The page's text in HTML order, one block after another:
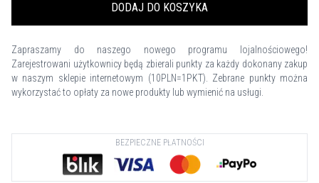
DODAJ DO KOSZYKA
Zapraszamy do naszego nowego programu lojalnościowego!
Zarejestrowani użytkownicy będą zbierali punkty za każdy dokonany zakup
w naszym sklepie internetowym (10PLN=1PKT). Zebrane punkty można
wykorzystać to opłaty za nowe produkty lub wymienić na usługi.
BEZPIECZNE PŁATNOŚCI